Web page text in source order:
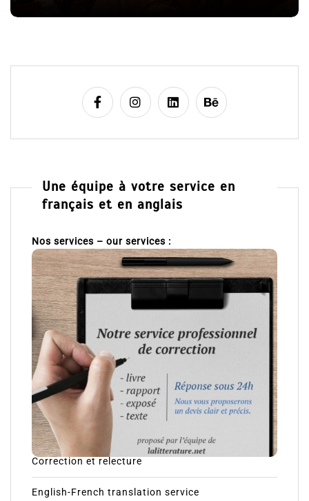
Une équipe à votre service en
français et en anglais
Nos services – our services :
Correction et relecture
English-French translation service